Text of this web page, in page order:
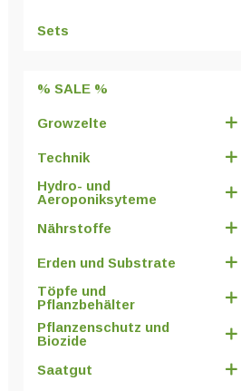
auf
gewählt
werden
Sets
% SALE %
Growzelte
Technik
Hydro- und
Aeroponiksyteme
Nährstoffe
Erden und Substrate
Töpfe und
Pflanzbehälter
Pflanzenschutz und
Biozide
Saatgut